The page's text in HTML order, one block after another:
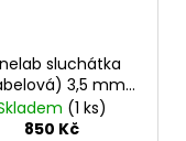
sluchátka
3,5 mm
Vanquish
Terra Pro/Elite,
(1 ks)
850 Kč